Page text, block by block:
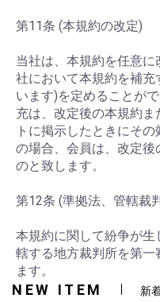
第11条 (本規約の改定)
当社は、本規約を任意
社において本規約を補
います)を定めることが
充は、改定後の本規約
トに掲示したときにそ
の場合、会員は、改定
のと致します。
第12条 (準拠法、管轄裁
本規約に関して紛争が
轄する地方裁判所を第
ます。
NEW ITEM 新